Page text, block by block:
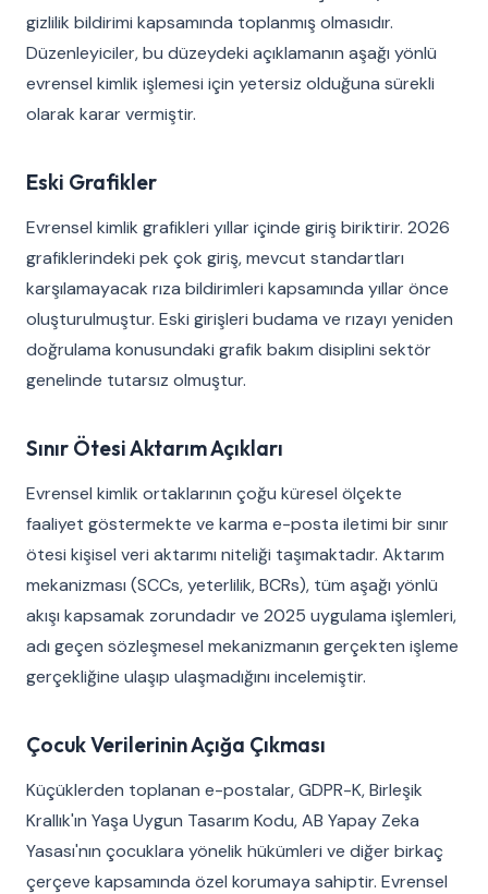
gizlilik bildirimi kapsamında toplanmış olmasıdır.
Düzenleyiciler, bu düzeydeki açıklamanın aşağı yönlü
evrensel kimlik işlemesi için yetersiz olduğuna sürekli
olarak karar vermiştir.
Eski Grafikler
Evrensel kimlik grafikleri yıllar içinde giriş biriktirir. 2026
grafiklerindeki pek çok giriş, mevcut standartları
karşılamayacak rıza bildirimleri kapsamında yıllar önce
oluşturulmuştur. Eski girişleri budama ve rızayı yeniden
doğrulama konusundaki grafik bakım disiplini sektör
genelinde tutarsız olmuştur.
Sınır Ötesi Aktarım Açıkları
Evrensel kimlik ortaklarının çoğu küresel ölçekte
faaliyet göstermekte ve karma e-posta iletimi bir sınır
ötesi kişisel veri aktarımı niteliği taşımaktadır. Aktarım
mekanizması (SCCs, yeterlilik, BCRs), tüm aşağı yönlü
akışı kapsamak zorundadır ve 2025 uygulama işlemleri,
adı geçen sözleşmesel mekanizmanın gerçekten işleme
gerçekliğine ulaşıp ulaşmadığını incelemiştir.
Çocuk Verilerinin Açığa Çıkması
Küçüklerden toplanan e-postalar, GDPR-K, Birleşik
Krallık'ın Yaşa Uygun Tasarım Kodu, AB Yapay Zeka
Yasası'nın çocuklara yönelik hükümleri ve diğer birkaç
çerçeve kapsamında özel korumaya sahiptir. Evrensel